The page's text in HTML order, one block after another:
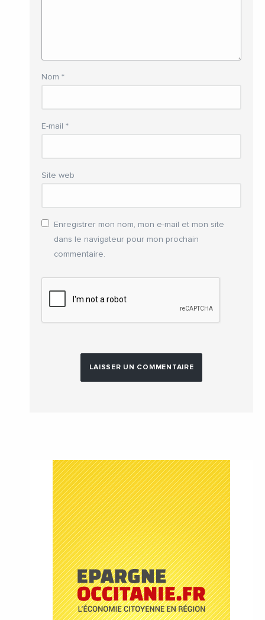
Nom *
E-mail *
Site web
Enregistrer mon nom, mon e-mail et mon site
dans le navigateur pour mon prochain
commentaire.